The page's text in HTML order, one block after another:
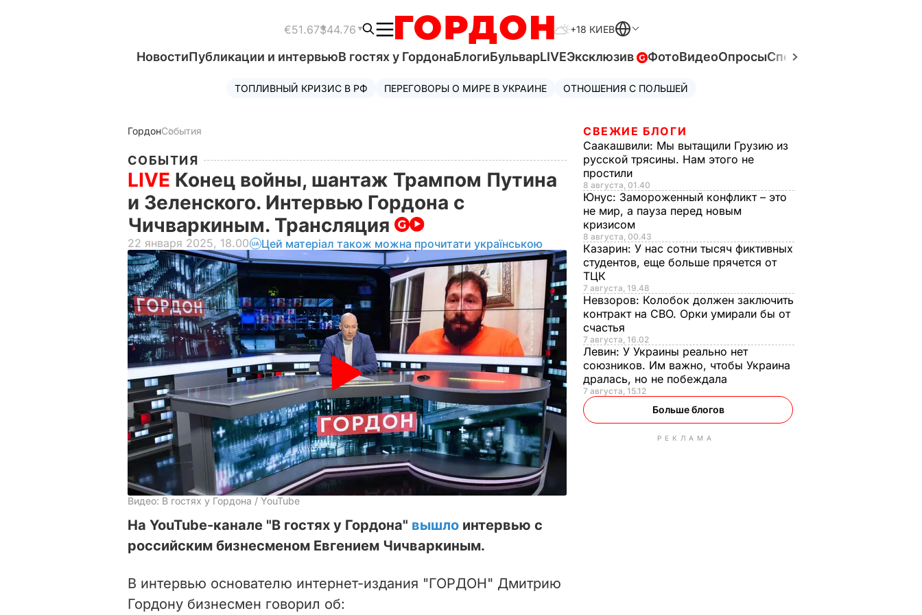
€51.67$44.76 +18 КИЕВ
НовостиПубликации и интервьюВ гостях у ГордонаБлогиБульварLIVEЭксклюзив ФотоВидеоОпросыСпецпроекты
ТОПЛИВНЫЙ КРИЗИС В РФ ПЕРЕГОВОРЫ О МИРЕ В УКРАИНЕ ОТНОШЕНИЯ С ПОЛЬШЕЙ
ГордонСобытия
СОБЫТИЯ
LIVE Конец войны, шантаж Трампом Путина
и Зеленского. Интервью Гордона с
Чичваркиным. Трансляция
22 января 2025, 18.00 Цей матеріал також можна прочитати українською
Видео: В гостях у Гордона / YouTube
На YouTube-канале "В гостях у Гордона" вышло интервью с
российским бизнесменом Евгением Чичваркиным.
В интервью основателю интернет-издания "ГОРДОН" Дмитрию
Гордону бизнесмен говорил об:
СВЕЖИЕ БЛОГИ
Саакашвили: Мы вытащили Грузию из
русской трясины. Нам этого не
простили
8 августа, 01.40
Юнус: Замороженный конфликт – это
не мир, а пауза перед новым
кризисом
8 августа, 00.43
Казарин: У нас сотни тысяч фиктивных
студентов, еще больше прячется от
ТЦК
7 августа, 19.48
Невзоров: Колобок должен заключить
контракт на СВО. Орки умирали бы от
счастья
7 августа, 16.02
Левин: У Украины реально нет
союзников. Им важно, чтобы Украина
дралась, но не побеждала
7 августа, 15.12
Больше блогов
РЕКЛАМА